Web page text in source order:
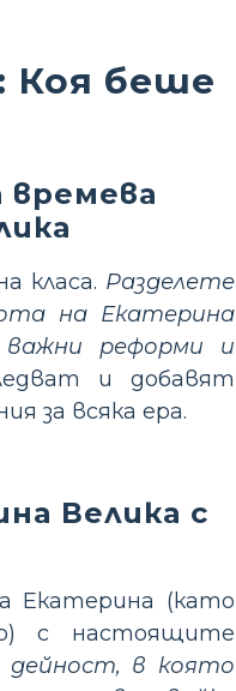
Коя беше
класа. Разделете
на Екатерина
реформи и
и добавят
за всяка ера.
Велика с
Екатерина (като
с настоящите
дейност, в която